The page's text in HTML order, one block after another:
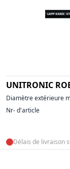
UNITRONIC
Diamètre extérieure
Nr- d'article
Délais de livraison